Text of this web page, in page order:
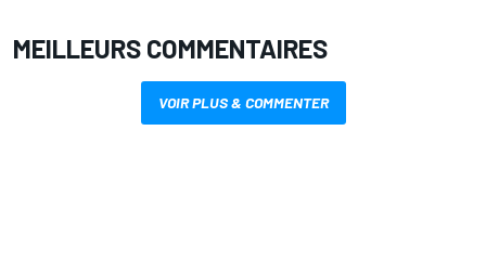
MEILLEURS COMMENTAIRES
VOIR PLUS & COMMENTER